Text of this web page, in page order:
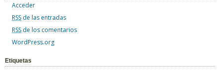
Acceder
RSS de las entradas
RSS de los comentarios
WordPress.org
Etiquetas